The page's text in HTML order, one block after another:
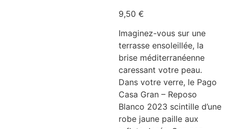
9,50 €
Imaginez-vous sur une
terrasse ensoleillée, la
brise méditerranéenne
caressant votre peau.
Dans votre verre, le Pago
Casa Gran – Reposo
Blanco 2023 scintille d’une
robe jaune paille aux